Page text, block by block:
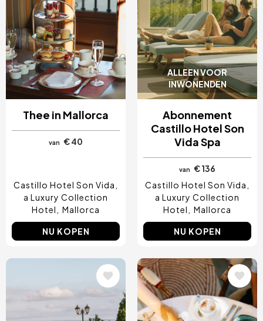
Thee in Mallorca
van € 40
Castillo Hotel Son Vida,
a Luxury Collection
Hotel
Mallorca
NU KOPEN
ALLEEN VOOR
INWONENDEN
Abonnement
Castillo Hotel Son
Vida Spa
van
€ 136
Castillo Hotel Son Vida,
a Luxury Collection
Hotel
Mallorca
NU KOPEN
Afbeelding